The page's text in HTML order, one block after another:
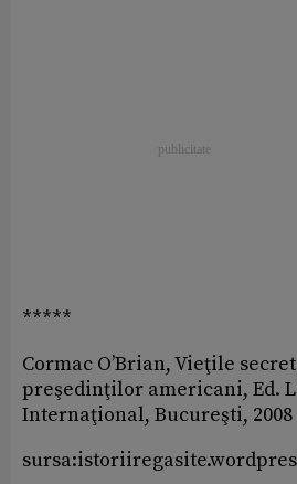
*****
Cormac O’Brian, Vieţile
preşedinţilor americani, Ed.
Internaţional, Bucureşti, 2008